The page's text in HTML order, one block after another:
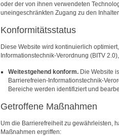
oder der von ihnen verwendeten
uneingeschränkten Zugang zu den
Konformitätsstatus
Diese Website wird kontinuierlich
Informationstechnik-Verordnung (BITV
Weitestgehend konform. Die Website
Barrierefreien-Informationstechnik-
Bereiche werden identifiziert und
Getroffene Maßnahmen
Um die Barrierefreiheit zu gewährleisten,
Maßnahmen ergriffen: